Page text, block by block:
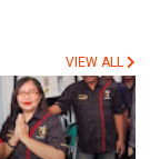
VIEW ALL